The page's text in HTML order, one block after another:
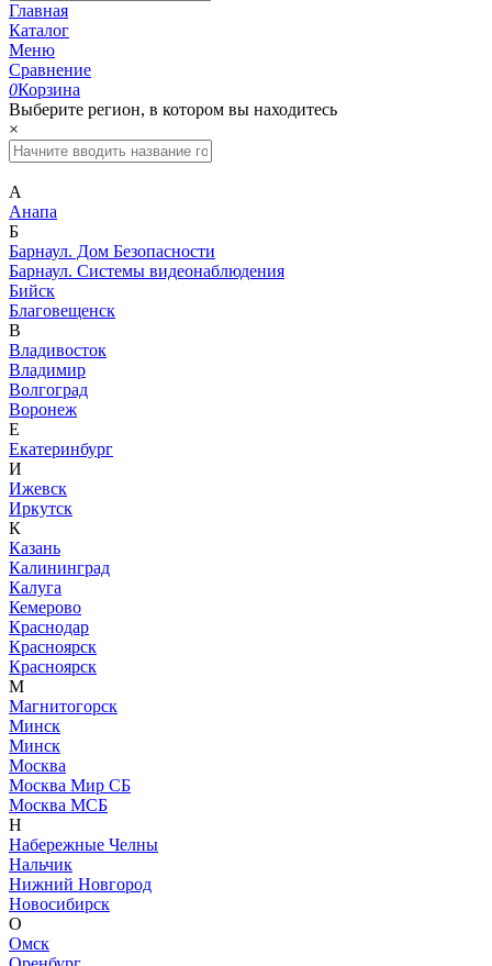
Главная
Каталог
Меню
Сравнение
0Корзина
Выберите регион, в котором вы находитесь
×
А
Анапа
Б
Барнаул. Дом Безопасности
Барнаул. Системы видеонаблюдения
Бийск
Благовещенск
В
Владивосток
Владимир
Волгоград
Воронеж
Е
Екатеринбург
И
Ижевск
Иркутск
К
Казань
Калининград
Калуга
Кемерово
Краснодар
Красноярск
Красноярск
М
Магнитогорск
Минск
Минск
Москва
Москва Мир СБ
Москва МСБ
Н
Набережные Челны
Нальчик
Нижний Новгород
Новосибирск
О
Омск